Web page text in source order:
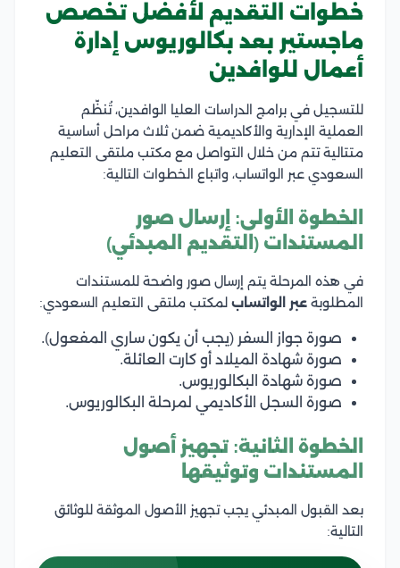
خطوات التقديم لأفضل تخصص
ماجستير بعد بكالوريوس إدارة
أعمال للوافدين
للتسجيل في برامج الدراسات العليا الوافدين، تُنظّم
العملية الإدارية والأكاديمية ضمن ثلاث مراحل أساسية
متتالية تتم من خلال التواصل مع مكتب ملتقى التعليم
السعودي عبر الواتساب، واتباع الخطوات التالية:
الخطوة الأولى: إرسال صور
المستندات (التقديم المبدئي)
في هذه المرحلة يتم إرسال صور واضحة للمستندات
المطلوبة عبر الواتساب لمكتب ملتقى التعليم السعودي:
صورة جواز السفر (يجب أن يكون ساري المفعول).
صورة شهادة الميلاد أو كارت العائلة.
صورة شهادة البكالوريوس.
صورة السجل الأكاديمي لمرحلة البكالوريوس.
الخطوة الثانية: تجهيز أصول
المستندات وتوثيقها
بعد القبول المبدئي يجب تجهيز الأصول الموثقة للوثائق
التالية: